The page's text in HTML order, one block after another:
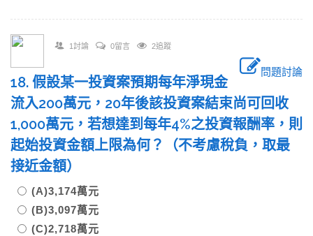
1討論 0留言 2追蹤
問題討論
18. 假設某一投資案預期每年淨現金
流入200萬元，20年後該投資案結束尚可回收
1,000萬元，若想達到每年4%之投資報酬率，則
起始投資金額上限為何？（不考慮稅負，取最
接近金額）
(A)3,174萬元
(B)3,097萬元
(C)2,718萬元